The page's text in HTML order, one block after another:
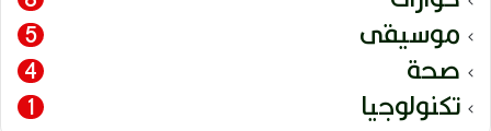
موسيقى 5
صحة 4
تكنولوجيا 1